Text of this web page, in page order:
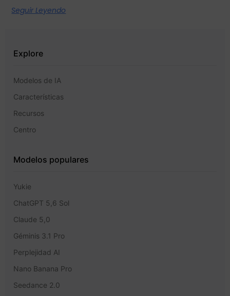
Seguir Leyendo
Explore
Modelos de IA
Características
Recursos
Centro
Modelos populares
Yukie
ChatGPT 5,6 Sol
Claude 5,0
Géminis 3.1 Pro
Perplejidad AI
Nano Banana Pro
Seedance 2.0